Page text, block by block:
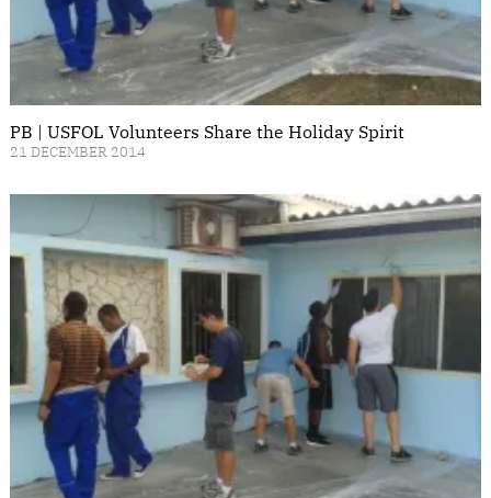
PB | USFOL Volunteers Share the Holiday Spirit
21 DECEMBER 2014